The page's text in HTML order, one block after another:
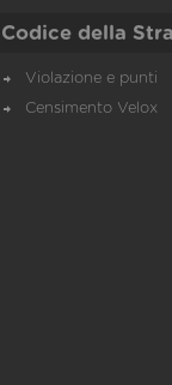
Codice della
Violazione e punti
Censimento Velox